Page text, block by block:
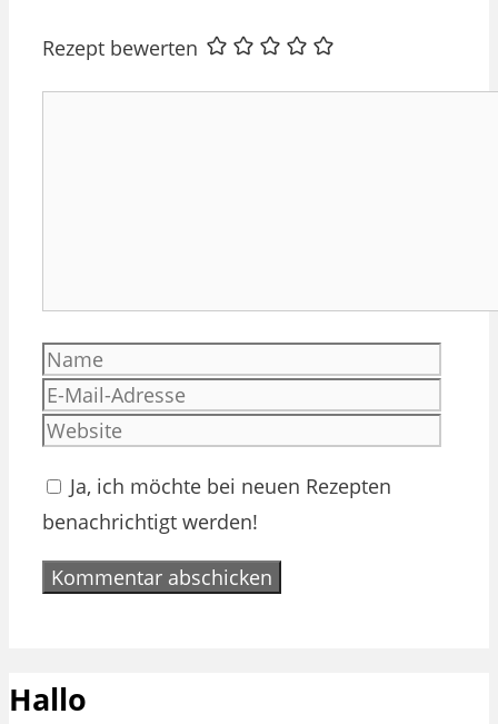
Rezept bewerten
Name
Ja, ich möchte bei neuen Rezepten
benachrichtigt werden!
Hallo